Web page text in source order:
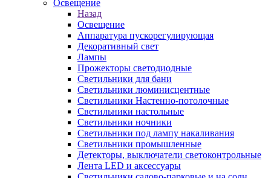
Освещение
Назад
Освещение
Аппаратура пускорегулирующая
Декоративный свет
Лампы
Прожекторы светодиодные
Светильники для бани
Светильники люминисцентные
Светильники Настенно-потолочные
Светильники настольные
Светильники ночники
Светильники под лампу накаливания
Светильники промышленные
Детекторы, выключатели светоконтрольные
Лента LED и аксессуары